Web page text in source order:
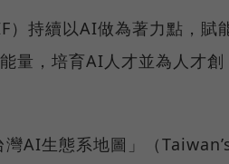
）持續以AI做為著力點，賦
量，培育AI人才並為人才創
AI生態系地圖」（